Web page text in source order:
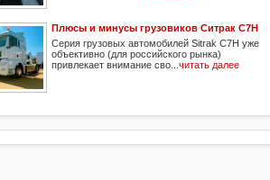
Плюсы и минусы грузовиков Ситрак С7Н
Серия грузовых автомобилей Sitrak C7H уже
объективно (для российского рынка)
привлекает внимание сво... читать далее